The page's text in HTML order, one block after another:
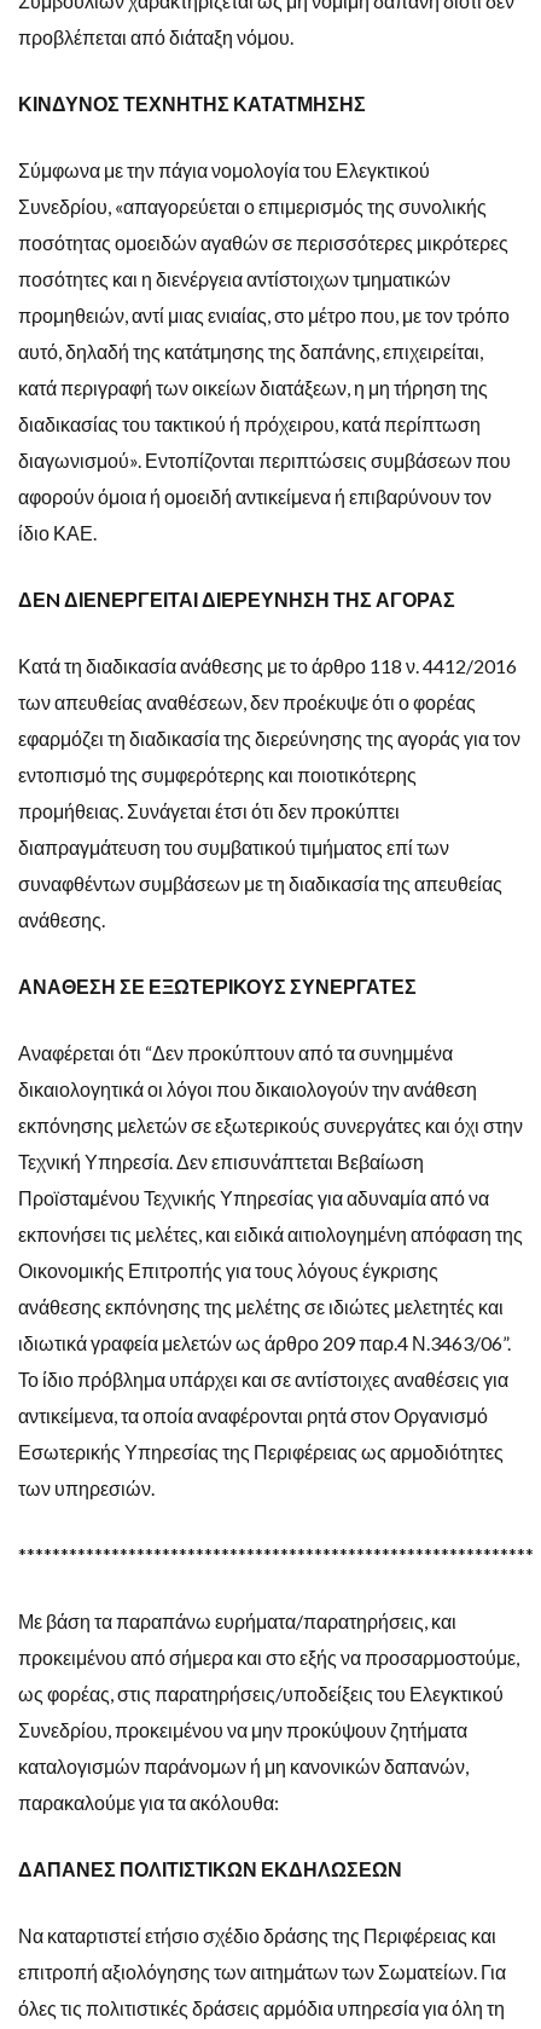
προβλέπεται από διάταξη νόμου.
ΚΙΝΔΥΝΟΣ ΤΕΧΝΗΤΗΣ ΚΑΤΑΤΜΗΣΗΣ
Σύμφωνα με την πάγια νομολογία του Ελεγκτικού
Συνεδρίου, «απαγορεύεται ο επιμερισμός της συνολικής
ποσότητας ομοειδών αγαθών σε περισσότερες μικρότερες
ποσότητες και η διενέργεια αντίστοιχων τμηματικών
προμηθειών, αντί μιας ενιαίας, στο μέτρο που, με τον τρόπο
αυτό, δηλαδή της κατάτμησης της δαπάνης, επιχειρείται,
κατά περιγραφή των οικείων διατάξεων, η μη τήρηση της
διαδικασίας του τακτικού ή πρόχειρου, κατά περίπτωση
διαγωνισμού». Εντοπίζονται περιπτώσεις συμβάσεων που
αφορούν όμοια ή ομοειδή αντικείμενα ή επιβαρύνουν τον
ίδιο ΚΑΕ.
ΔΕN ΔΙΕΝΕΡΓΕΙΤΑΙ ΔΙΕΡΕΥΝΗΣΗ ΤΗΣ ΑΓΟΡΑΣ
Κατά τη διαδικασία ανάθεσης με το άρθρο 118 ν. 4412/2016
των απευθείας αναθέσεων, δεν προέκυψε ότι ο φορέας
εφαρμόζει τη διαδικασία της διερεύνησης της αγοράς για τον
εντοπισμό της συμφερότερης και ποιοτικότερης
προμήθειας. Συνάγεται έτσι ότι δεν προκύπτει
διαπραγμάτευση του συμβατικού τιμήματος επί των
συναφθέντων συμβάσεων με τη διαδικασία της απευθείας
ανάθεσης.
ΑΝΑΘΕΣΗ ΣΕ ΕΞΩΤΕΡΙΚΟΥΣ ΣΥΝΕΡΓΑΤΕΣ
Αναφέρεται ότι “Δεν προκύπτουν από τα συνημμένα
δικαιολογητικά οι λόγοι που δικαιολογούν την ανάθεση
εκπόνησης μελετών σε εξωτερικούς συνεργάτες και όχι στην
Τεχνική Υπηρεσία. Δεν επισυνάπτεται Βεβαίωση
Προϊσταμένου Τεχνικής Υπηρεσίας για αδυναμία από να
εκπονήσει τις μελέτες, και ειδικά αιτιολογημένη απόφαση της
Οικονομικής Επιτροπής για τους λόγους έγκρισης
ανάθεσης εκπόνησης της μελέτης σε ιδιώτες μελετητές και
ιδιωτικά γραφεία μελετών ως άρθρο 209 παρ.4 Ν.3463/06”.
Το ίδιο πρόβλημα υπάρχει και σε αντίστοιχες αναθέσεις για
αντικείμενα, τα οποία αναφέρονται ρητά στον Οργανισμό
Εσωτερικής Υπηρεσίας της Περιφέρειας ως αρμοδιότητες
των υπηρεσιών.
*************************************************************
Με βάση τα παραπάνω ευρήματα/παρατηρήσεις, και
προκειμένου από σήμερα και στο εξής να προσαρμοστούμε,
ως φορέας, στις παρατηρήσεις/υποδείξεις του Ελεγκτικού
Συνεδρίου, προκειμένου να μην προκύψουν ζητήματα
καταλογισμών παράνομων ή μη κανονικών δαπανών,
παρακαλούμε για τα ακόλουθα:
ΔΑΠΑΝΕΣ ΠΟΛΙΤΙΣΤΙΚΩΝ ΕΚΔΗΛΩΣΕΩΝ
Να καταρτιστεί ετήσιο σχέδιο δράσης της Περιφέρειας και
επιτροπή αξιολόγησης των αιτημάτων των Σωματείων. Για
όλες τις πολιτιστικές δράσεις αρμόδια υπηρεσία για όλη τη